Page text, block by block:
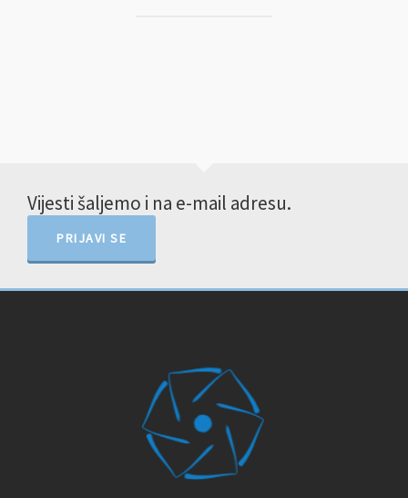
Vijesti šaljemo i na e-mail adresu.
PRIJAVI SE